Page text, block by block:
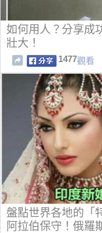
如何用人？分享成
壯大！
1477觀看
盤點世界各地的「
阿拉伯保守！俄羅